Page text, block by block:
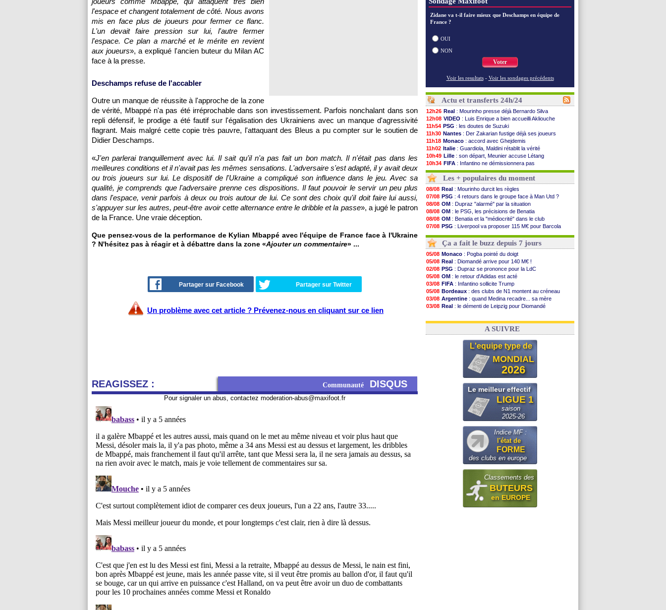
l'espace et changent totalement de côté. Nous avons
mis en face plus de joueurs pour fermer ce flanc.
L'un devait faire pression sur lui, l'autre fermer
l'espace. Ce plan a marché et le mérite en revient
aux joueurs», a expliqué l'ancien buteur du Milan AC
face à la presse.
Deschamps refuse de l'accabler
Outre un manque de réussite à l'approche de la zone
de vérité, Mbappé n'a pas été irréprochable dans son investissement. Parfois nonchalant dans son
repli défensif, le prodige a été fautif sur l'égalisation des Ukrainiens avec un manque d'agressivité
flagrant. Mais malgré cette copie très pauvre, l'attaquant des Bleus a pu compter sur le soutien de
Didier Deschamps.
«J'en parlerai tranquillement avec lui. Il sait qu'il n'a pas fait un bon match. Il n'était pas dans les
meilleures conditions et il n'avait pas les mêmes sensations. L'adversaire s'est adapté, il y avait deux
ou trois joueurs sur lui. Le dispositif de l'Ukraine a compliqué son influence dans le jeu. Avec sa
qualité, je comprends que l'adversaire prenne ces dispositions. Il faut pouvoir le servir un peu plus
dans l'espace, venir parfois à deux ou trois autour de lui. Ce sont des choix qu'il doit faire lui aussi,
s'appuyer sur les autres, peut-être avoir cette alternance entre le dribble et la passe», a jugé le patron
de la France. Une vraie déception.
Que pensez-vous de la performance de Kylian Mbappé avec l'équipe de France face à l'Ukraine
? N'hésitez pas à réagir et à débattre dans la zone «Ajouter un commentaire» ...
Partager sur Facebook Partager sur Twitter
Un problème avec cet article ? Prévenez-nous en cliquant sur ce lien
REAGISSEZ : Communauté DISQUS
Pour signaler un abus, contactez moderation-abus@maxifoot.fr
Zidane va t-il faire mieux que Deschamps en équipe de
France ?
OUI
NON
Voter
Voir les resultats - Voir les sondages précédents
Actu et transferts 24h/24
12h26 Real : Mourinho presse déjà Bernardo Silva
12h08 VIDEO : Luis Enrique a bien accueilli Akliouche
11h54 PSG : les doutes de Suzuki
11h30 Nantes : Der Zakarian fustige déjà ses joueurs
11h18 Monaco : accord avec Ghejdemis
11h02 Italie : Guardiola, Maldini rétablit la vérité
10h49 Lille : son départ, Meunier accuse Létang
10h34 FIFA : Infantino ne démissionnera pas
10h16 Barça: Flick esquive pour Ferran Torres
10h00
Liverpool: Araujo, une option d'achat à 55 M€
09h48 Lens: inquiétude pour Édouard
09h25
Man Utd: Vitek vendu à Middlesbrough (off.)
09h10
PSV : Sano recruté pour 14,5 M€ (officiel)
08h52
OM : Coventry pense à Angel Gomes
08/08 PSG : Rafel Pol satisfait des progrès
08/08 Amical: le Barça vainqueur puis battu
08/08 Inter : Calhanoglu prêt à prolonger
08/08 Nice: Abdelmonem veut rester
08/08
L2: le classement complet
08/08 L2: les résultats de la soirée
08/08 Amical: Le Havre renversé par Oviedo
08/08 Amical: Nice battu aux tirs au but
08/08 Benfica: Ivanovic proche de Lens
08/08 OM: Dupraz "alarmé" par la situation
Voir les brèves précédentes
Les + populaires du moment
08/08 Real : Mourinho durcit les règles
07/08 PSG : 4 retours dans le groupe face à Man Utd ?
08/08 OM : Dupraz "alarmé" par la situation
08/08 OM : le PSG, les précisions de Benatia
08/08 OM : Benatia et la "médiocrité" dans le club
07/08 PSG : Liverpool va proposer 115 M€ pour Barcola
08/08
OM : Côme pousse pour Gouiri
Ça a fait le buzz depuis 7 jours
05/08 Monaco : Pogba pointé du doigt
05/08 Real : Diomandé arrive pour 140 M€ !
02/08 PSG : Dupraz se prononce pour la LdC
05/08 OM : le retour d'Adidas est acté
03/08 FIFA : Infantino sollicite Trump
05/08 Bordeaux : des clubs de N1 montent au créneau
03/08 Argentine : quand Medina recadre... sa mère
03/08 Real : le démenti de Leipzig pour Diomandé
03/08 OM: Paixão attire un 2e club anglais
A SUIVRE
L'equipe type de
MONDIAL
2026
Le meilleur effectif
LIGUE 1
saison
2025-26
Indice MF :
l'état de
FORME
des clubs en europe
Classements des
BUTEURS
en EUROPE